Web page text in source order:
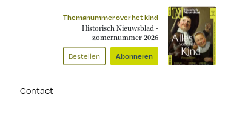
Themanummer over het kind
Historisch Nieuwsblad -
zomernummer 2026
Bestellen Abonneren
Contact